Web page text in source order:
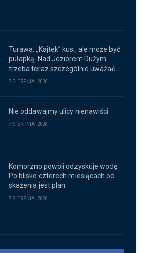
Turawa: „Kajtek” kusi, ale może być
pułapką. Nad Jeziorem Dużym
trzeba teraz szczególnie uważać
7 SIERPNIA 2026
Nie oddawajmy ulicy nienawiści
7 SIERPNIA 2026
Komorzno powoli odzyskuje wodę.
Po blisko czterech miesiącach od
skażenia jest plan
7 SIERPNIA 2026